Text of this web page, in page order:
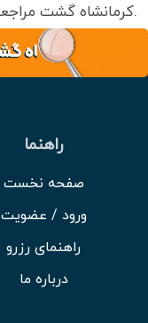
کرمانشاه گشت مراجعه کنید.
راهنما
صفحه نخست
ورود / عضویت
راهنمای رزرو
درباره ما